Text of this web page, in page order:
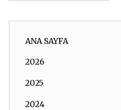
ANA SAYFA
2026
2025
2024